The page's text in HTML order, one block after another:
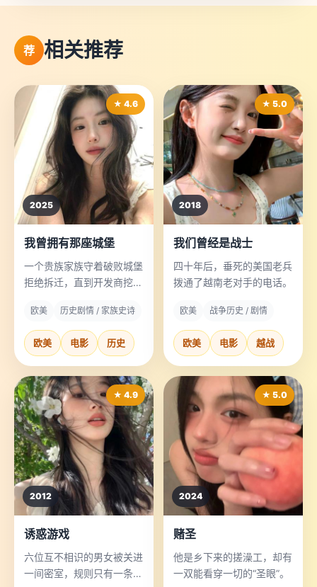
荐 相关推荐
★ 4.6
2025
我曾拥有那座城堡
一个贵族家族守着破败城堡
拒绝拆迁，直到开发商挖出
欧美 历史剧情 / 家族史诗
欧美 电影 历史
★ 5.0
2018
我们曾经是战士
四十年后，垂死的美国老兵
拨通了越南老对手的电话。
欧美 战争历史 / 剧情
欧美 电影 越战
★ 4.9
2012
诱惑游戏
六位互不相识的男女被关进
一间密室，规则只有一条：
★ 5.0
2024
赌圣
他是乡下来的搓澡工，却有
一双能看穿一切的“圣眼”。